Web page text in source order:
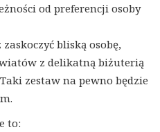
od preferencji osoby
zaskoczyć bliską osobę,
z delikatną biżuterią
zestaw na pewno będzie
to: